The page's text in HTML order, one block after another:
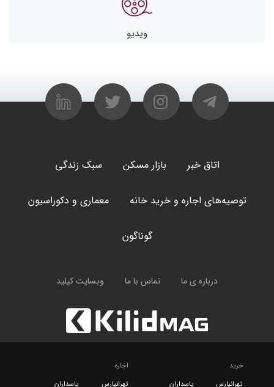
ویدیو
اتاق خبر بازار مسکن سبک زندگی
توصیه‌های اجاره و خرید خانه معماری و دکوراسیون
گوناگون
درباره ی ما تماس با ما وبسایت کیلید
خرید
تهرانپارس
پاسداران
اجاره
تهرانپارس
پاسداران